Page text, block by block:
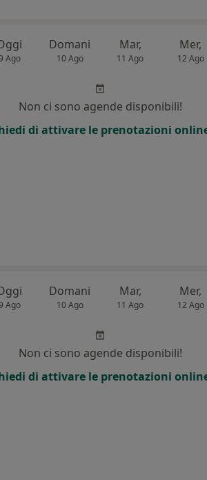
Ago
Domani
10 Ago
Mar,
11 Ago
Mer,
12 Ago
Non ci sono agende disponibili!
di attivare le prenotazioni
Ago
Domani
10 Ago
Mar,
11 Ago
Mer,
12 Ago
Non ci sono agende disponibili!
di attivare le prenotazioni